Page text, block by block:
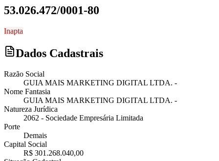
53.026.472/0001-80
Inapta
Dados Cadastrais
Razão Social
GUIA MAIS MARKETING DIGITAL LTDA. -
Nome Fantasia
GUIA MAIS MARKETING DIGITAL LTDA. -
Natureza Jurídica
2062 - Sociedade Empresária Limitada
Porte
Demais
Capital Social
R$ 301.268.040,00